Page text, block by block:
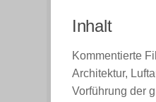
Inhalt
Kommentierte
Architektur,
Vorführung der